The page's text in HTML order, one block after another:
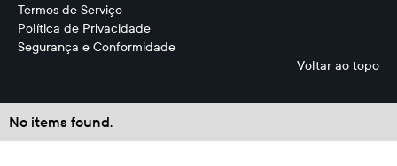
Termos de Serviço
Política de Privacidade
Segurança e Conformidade
Voltar ao topo
No items found.